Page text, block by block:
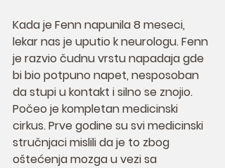
Kada je Fenn napunila 8 meseci,
lekar nas je uputio k neurologu. Fenn
je razvio čudnu vrstu napadaja gde
bi bio potpuno napet, nesposoban
da stupi u kontakt i silno se znojio.
Počeo je kompletan medicinski
cirkus. Prve godine su svi medicinski
stručnjaci mislili da je to zbog
oštećenja mozga u vezi sa